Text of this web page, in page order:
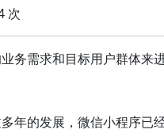
次
务需求和目标用户群体来进
年的发展，微信小程序已